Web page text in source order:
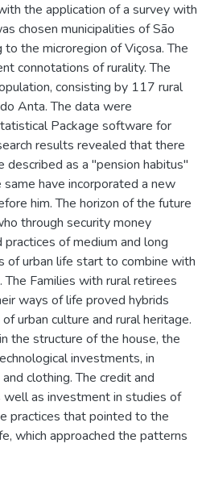
the application of a survey with
chosen municipalities of São
the microregion of Viçosa. The
connotations of rurality. The
consisting by 117 rural
Anta. The data were
Package software for
results revealed that there
as a "pension habitus"
have incorporated a new
him. The horizon of the future
through security money
of medium and long
urban life start to combine with
Families with rural retirees
ways of life proved hybrids
urban culture and rural heritage.
the structure of the house, the
investments, in
clothing. The credit and
as investment in studies of
practices that pointed to the
which approached the patterns